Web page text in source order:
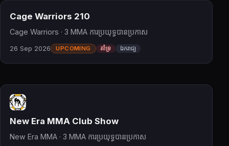
Cage Warriors 210
Cage Warriors · 3 MMA ការប្រយុទ្ធបានប្រកាស
26 Sep 2026 UPCOMING គាំទ្រ ឯករាជ្យ
New Era MMA Club Show
New Era MMA · 3 MMA ការប្រយុទ្ធបានប្រកាស